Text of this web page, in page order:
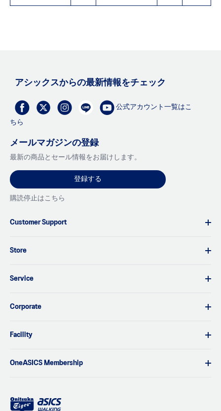
アシックスからの最新情報をチェック
公式アカウント一覧はこ
ちら
メールマガジンの登録
最新の商品とセール情報をお届けします。
登録する
購読停止はこちら
Customer Support
Store
Service
Corporate
Facility
OneASICS Membership